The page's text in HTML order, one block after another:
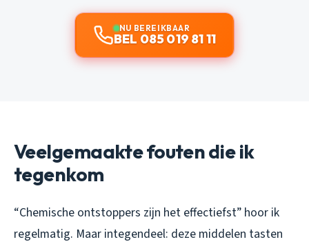
NU BEREIKBAAR
BEL 085 019 81 11
Veelgemaakte fouten die ik
tegenkom
“Chemische ontstoppers zijn het effectiefst” hoor ik
regelmatig. Maar integendeel: deze middelen tasten